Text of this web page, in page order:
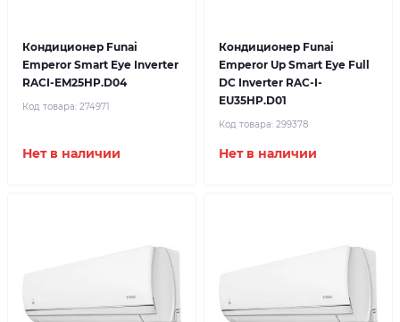
Кондиционер Funai
Emperor Smart Eye Inverter
RACI-EM25HP.D04
Код товара: 274971
Нет в наличии
Кондиционер Funai
Emperor Up Smart Eye Full
DC Inverter RAC-I-
EU35HP.D01
Код товара: 299378
Нет в наличии